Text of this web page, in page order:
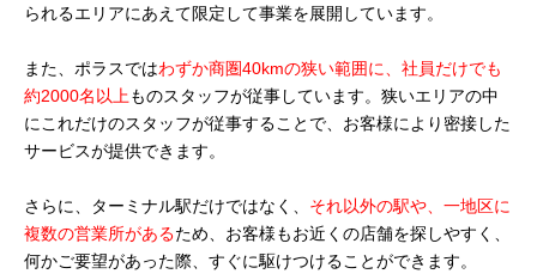
られるエリアにあえて限定して事業を展開しています。
また、ポラスではわずか商圏40kmの狭い範囲に、社員だけでも
約2000名以上ものスタッフが従事しています。狭いエリアの中
にこれだけのスタッフが従事することで、お客様により密接した
サービスが提供できます。
さらに、ターミナル駅だけではなく、 それ以外の駅や、一地区に
複数の営業所があるため、お客様もお近くの店舗を探しやすく、
何かご要望があった際、すぐに駆けつけることができます。